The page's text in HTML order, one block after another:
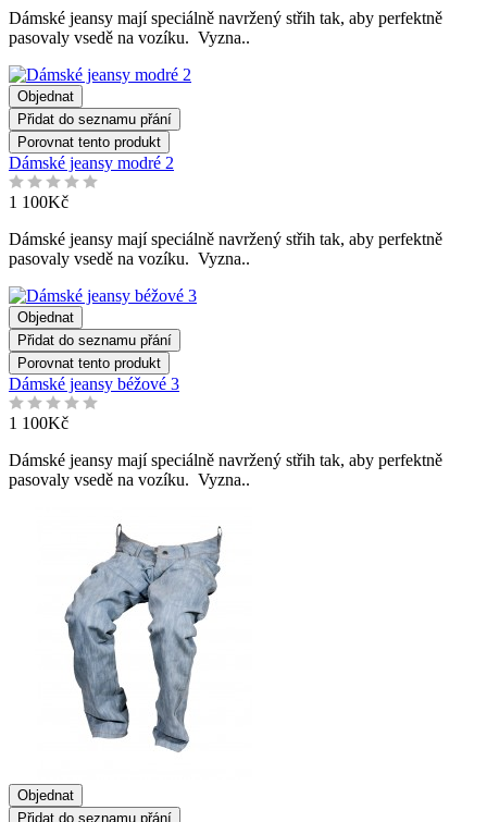
Dámské jeansy mají speciálně navržený střih tak, aby perfektně
pasovaly vsedě na vozíku. Vyzna..
Objednat
Přidat do seznamu přání
Porovnat tento produkt
Dámské jeansy modré 2
1 100Kč
Dámské jeansy mají speciálně navržený střih tak, aby perfektně
pasovaly vsedě na vozíku. Vyzna..
Objednat
Přidat do seznamu přání
Porovnat tento produkt
Dámské jeansy béžové 3
1 100Kč
Dámské jeansy mají speciálně navržený střih tak, aby perfektně
pasovaly vsedě na vozíku. Vyzna..
Objednat
Přidat do seznamu přání